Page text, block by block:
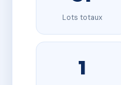
Lots totaux
1